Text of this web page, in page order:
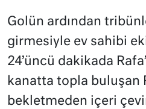
Golün ardından
girmesiyle ev sahibi
24’üncü dakikada
kanatta topla buluşan
bekletmeden içeri